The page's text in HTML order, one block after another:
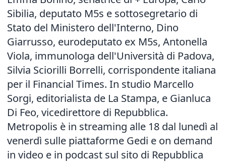
Sibilia, deputato M5s e sottosegretario di
Stato del Ministero dell'Interno, Dino
Giarrusso, eurodeputato ex M5s, Antonella
Viola, immunologa dell'Università di Padova,
Silvia Sciorilli Borrelli, corrispondente italiana
per il Financial Times. In studio Marcello
Sorgi, editorialista de La Stampa, e Gianluca
Di Feo, vicedirettore di Repubblica.
Metropolis è in streaming alle 18 dal lunedì al
venerdì sulle piattaforme Gedi e on demand
in video e in podcast sul sito di Repubblica